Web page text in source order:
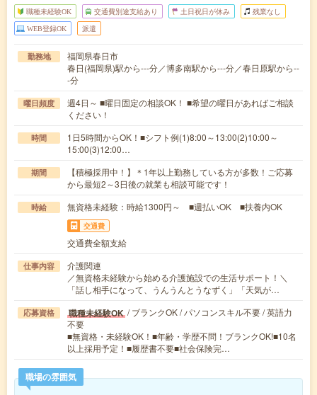
職種未経験OK 交通費別途支給あり 土日祝日が休み 残業なし
WEB登録OK 派遣
勤務地
福岡県春日市
春日(福岡県)駅から---分／博多南駅から---分／春日原駅から--
-分
曜日頻度
週4日～ ■曜日固定の相談OK！ ■希望の曜日があればご相談
ください！
時間
1日5時間からOK！■シフト例(1)8:00～13:00(2)10:00～
15:00(3)12:00…
期間
【積極採用中！】＊1年以上勤務している方が多数！ご応募
から最短2～3日後の就業も相談可能です！
時給 無資格未経験：時給1300円～ ■週払いOK ■扶養内OK
交通費
交通費全額支給
仕事内容
介護関連
／無資格未経験から始める介護施設での生活サポート！＼
「話し相手になって、うんうんとうなずく」「天気が…
応募資格 職種未経験OK / ブランクOK / パソコンスキル不要 / 英語力
不要
■無資格・未経験OK！■年齢・学歴不問！ブランクOK!■10名
以上採用予定！■履歴書不要■社会保険完…
職場の雰囲気